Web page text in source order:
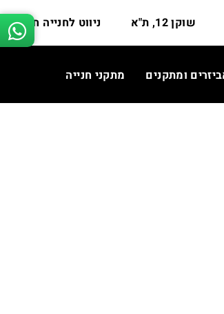
שוקן 12, ת"א ניווט לחנייה חינם
ומתקנים מתקני חנייה